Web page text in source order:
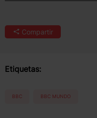
Compartir
Etiquetas:
BBC BBC MUNDO